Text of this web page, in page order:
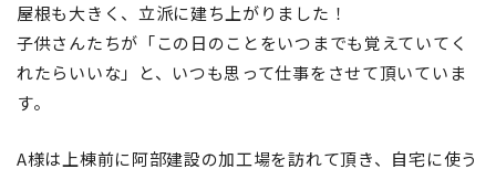
屋根も大きく、立派に建ち上がりました！
子供さんたちが「この日のことをいつまでも覚えていてく
れたらいいな」と、いつも思って仕事をさせて頂いていま
す。
A様は上棟前に阿部建設の加工場を訪れて頂き、自宅に使う